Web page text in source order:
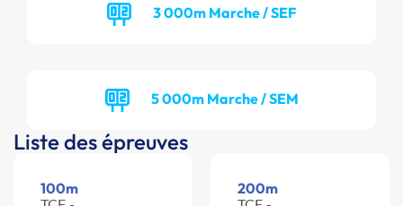
3 000m Marche / SEF
5 000m Marche / SEM
Liste des épreuves
100m 200m